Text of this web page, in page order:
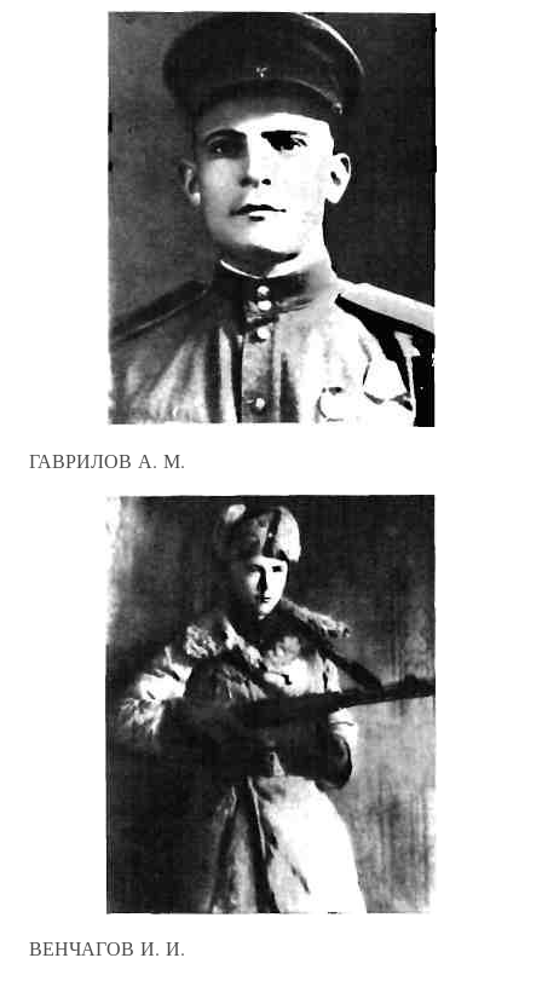
ГАВРИЛОВ А. М.
ВЕНЧАГОВ И. И.